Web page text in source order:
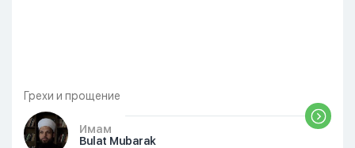
Грехи и прощение
Имам
Bulat Mubarak